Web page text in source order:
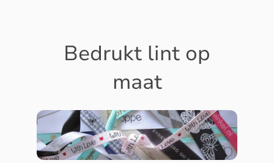
Bedrukt lint op
maat